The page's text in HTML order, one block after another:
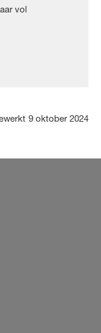
vol
9 oktober 2024